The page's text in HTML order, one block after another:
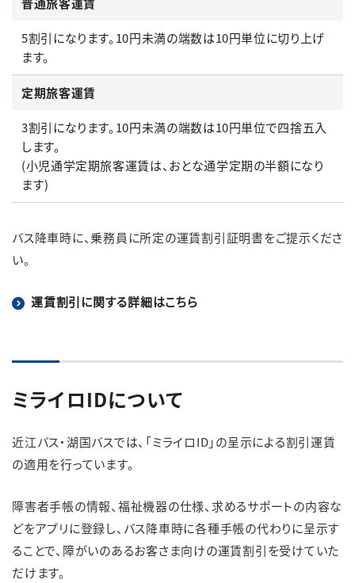
5割引になります。10円未満の端数は10円単位に切り上げ
ます。
定期旅客運賃
3割引になります。10円未満の端数は10円単位で四捨五入
します。
(小児通学定期旅客運賃は、おとな通学定期の半額になり
ます)
バス降車時に、乗務員に所定の運賃割引証明書をご提示くださ
い。
運賃割引に関する詳細はこちら
ミライロIDについて
近江バス・湖国バスでは、「ミライロID」の呈示による割引運賃
の適用を行っています。
障害者手帳の情報、福祉機器の仕様、求めるサポートの内容な
どをアプリに登録し、バス降車時に各種手帳の代わりに呈示す
ることで、障がいのあるお客さま向けの運賃割引を受けていた
だけます。